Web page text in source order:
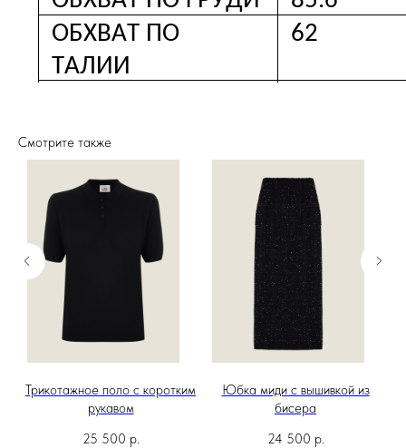
Смотрите также
Трикотажное поло с коротким
рукавом
25 500 р.
Юбка миди с вышивкой из
бисера
24 500 р.